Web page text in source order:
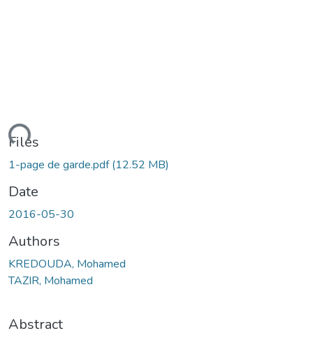
Files
1-page de garde.pdf(12.52 MB)
Date
2016-05-30
Authors
KREDOUDA, Mohamed
TAZIR, Mohamed
Abstract